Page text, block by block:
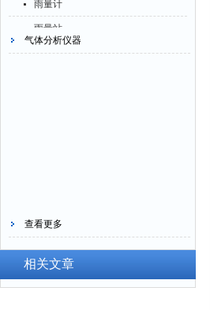
保护器
分散仪
压力仪
附着力测试仪
测探仪
水位计
真空泵
总碱度测定仪
总磷测定仪
α.β测量仪
硫钙铁分析仪
电控箱
荧光分析仪
测油仪
量热仪
病害肉快检仪
山梨酸钾检测仪
雨量计
雨量站
风向标
气体分析仪器
查看更多
相关文章